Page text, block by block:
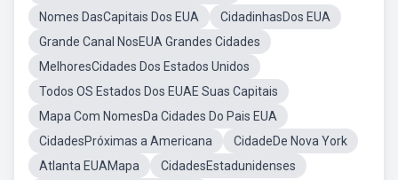
Nomes DasCapitais Dos EUA
CidadinhasDos EUA
Grande Canal NosEUA Grandes Cidades
MelhoresCidades Dos Estados Unidos
Todos OS Estados Dos EUAE Suas Capitais
Mapa Com NomesDa Cidades Do Pais EUA
CidadesPróximas a Americana
CidadeDe Nova York
Atlanta EUAMapa
CidadesEstadunidenses